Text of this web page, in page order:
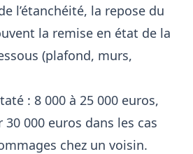
l’étanchéité, la repose du
la remise en état de la
(plafond, murs,
: 8 000 à 25 000 euros,
000 euros dans les cas
chez un voisin.